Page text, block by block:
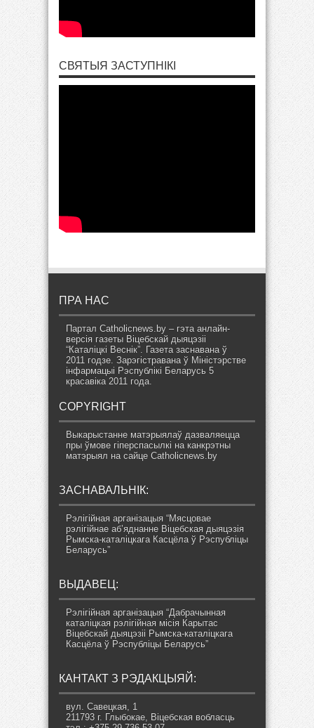
СВЯТЫЯ ЗАСТУПНІКІ
ПРА НАС
Партал Catholicnews.by – гэта анлайн-
версія газеты Віцебскай дыяцэзіі
“Каталіцкі Веснік”. Газета заснавана ў
2011 годзе. Зарэгістравана ў Міністэрстве
інфармацыі Рэспублікі Беларусь 5
красавіка 2011 года.
COPYRIGHT
Выкарыстанне матэрыялаў дазваляецца
пры ўмове гіперспасылкі на канкрэтны
матэрыял на сайце Catholicnews.by
ЗАСНАВАЛЬНІК:
Рэлігійная арганізацыя “Мясцовае
рэлігійнае аб’яднанне Віцебская дыяцэзія
Рымска-каталіцкага Касцёла ў Рэспубліцы
Беларусь”
ВЫДАВЕЦ:
Рэлігійная арганізацыя “Дабрачынная
каталіцкая рэлігійная місія Карытас
Віцебскай дыяцэзіі Рымска-каталіцкага
Касцёла ў Рэспубліцы Беларусь”
КАНТАКТ З РЭДАКЦЫЯЙ:
вул. Савецкая, 1
211793 г. Глыбокае, Віцебская вобласць